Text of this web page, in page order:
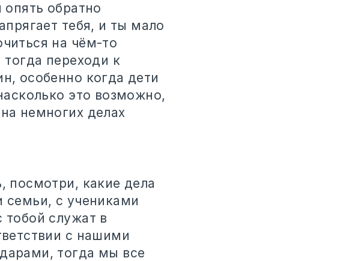
обратно
тебя, и ты мало
на чём-то
переходи к
особенно когда дети
это возможно,
немногих делах
посмотри, какие дела
семьи, с учениками
служат в
с нашими
тогда мы все